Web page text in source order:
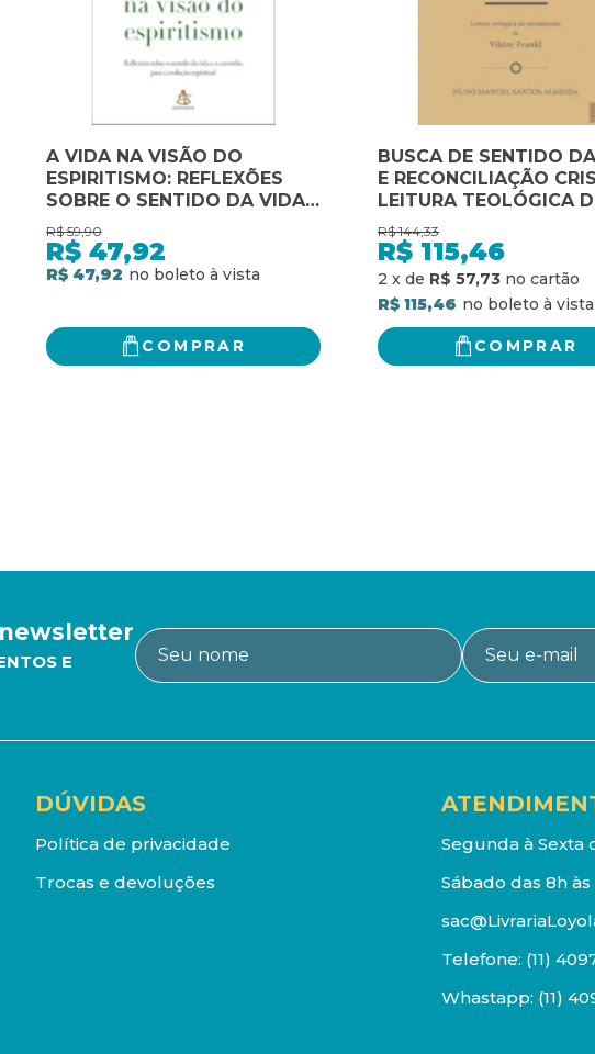
A VIDA NA VISÃO DO
ESPIRITISMO: REFLEXÕES
SOBRE O SENTIDO DA VIDA
E O CAMINHO PARA A
EVOLUÇÃO ESPIRITUAL
R$ 59,90
R$ 47,92
R$ 47,92
COMPRAR
BUSCA DE SENTIDO
E RECONCILIAÇÃO
LEITURA TEOLÓGICA
PENSAMENTO DE
FRANKL
R$ 144,33
R$ 115,46
2 x de R$ 57,73
R$ 115,46
COMPRAR
E
DÚVIDAS
Política de privacidade
Trocas e devoluções
Segunda à Sexta
Sábado das 8h às
Telefone: (11)
Whastapp: (11)